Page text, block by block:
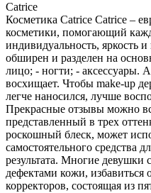
Catrice
Косметика Catrice Catrice –
косметики, помогающий
индивидуальность, яркость и
обширен и разделен на
лицо; - ногти; - аксессуары.
восхищает. Чтобы make-up
легче наносился, лучше
Прекрасные отзывы можно
представленный в трех
роскошный блеск, может
самостоятельного средства
результата. Многие девушки
дефектами кожи, избавиться
корректоров, состоящая из